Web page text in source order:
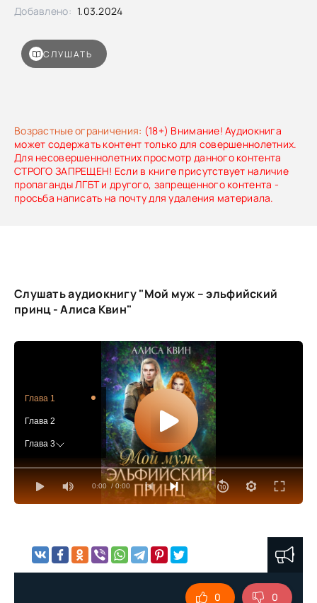
Возрастные ограничения: (18+) Внимание! Аудиокнига
может содержать контент только для совершеннолетних.
Для несовершеннолетних просмотр данного контента
СТРОГО ЗАПРЕЩЕН! Если в книге присутствует наличие
пропаганды ЛГБТ и другого, запрещенного контента -
просьба написать на почту для удаления материала.
СЛУШАТЬ
Добавлено: 1.03.2024
Слушать аудиокнигу "Мой муж – эльфийский
принц - Алиса Квин"
0:00 / 0:00
Глава 1
Глава 2
Глава 3
Глава 4
Глава 5
Глава 8
0 0